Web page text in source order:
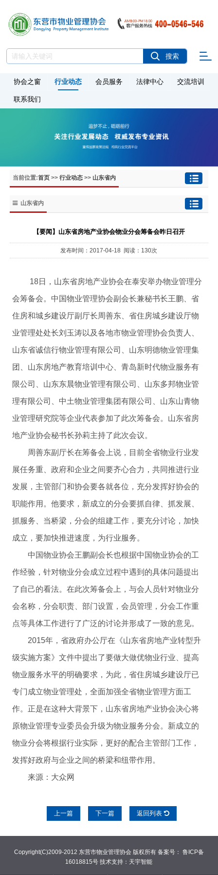
协会之窗 行业动态 会员服务 法律中心 交流培训
联系我们
当前位置:首页>> 行业动态>> 山东省内
山东省内
【要闻】山东省房地产业协会物业分会筹备会昨日召开
发布时间：2017-04-18 阅读：130次
18日，山东省房地产业协会在泰安举办物业管理分
会筹备会。中国物业管理协会副会长兼秘书长王鹏、省
住房和城乡建设厅副厅长周善东、省住房城乡建设厅物
业管理处处长刘玉涛以及各地市物业管理协会负责人、
山东省诚信行物业管理有限公司、山东明德物业管理集
团、山东房地产教育培训中心、青岛新时代物业服务有
限公司、山东东晨物业管理有限公司、山东多邦物业管
理有限公司、中土物业管理集团有限公司、山东山青物
业管理研究院等企业代表参加了此次筹备会。山东省房
地产业协会秘书长孙莉主持了此次会议。
周善东副厅长在筹备会上说，目前全省物业行业发
展任务重、政府和企业之间要齐心合力，共同推进行业
发展，主管部门和协会要各就各位，充分发挥好协会的
职能作用。他要求，新成立的分会要抓自律、抓发展、
抓服务、当桥梁，分会的组建工作，要充分讨论，加快
成立，要加快推进速度，为行业服务。
中国物业协会王鹏副会长也根据中国物业协会的工
作经验，针对物业分会成立过程中遇到的具体问题提出
了自己的看法。在此次筹备会上，与会人员针对物业分
会名称，分会职责、部门设置，会员管理，分会工作重
点等具体工作进行了广泛的讨论并形成了一致的意见。
2015年，省政府办公厅在《山东省房地产业转型升
级实施方案》文件中提出了要做大做优物业行业、提高
物业服务水平的明确要求，为此，省住房城乡建设厅已
专门成立物业管理处，全面加强全省物业管理方面工
作。正是在这种大背景下，山东省房地产业协会决心将
原物业管理专业委员会升级为物业服务分会。新成立的
物业分会将根据行业实际，更好的配合主管部门工作，
发挥好政府与企业之间的桥梁和纽带作用。
来源：大众网
上一篇 下一篇 返回列表
Copyright(C)2009-2012 东营市物业管理协会 版权所有 备案号： 鲁ICP备
16018815号 技术支持：天宇智能